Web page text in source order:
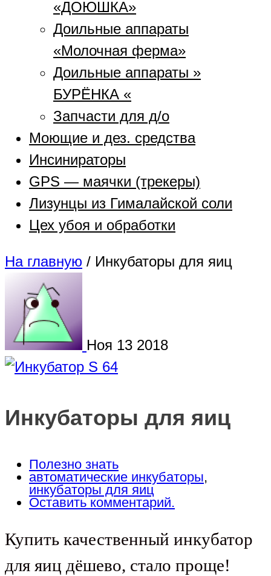
«ДОЮШКА»
Доильные аппараты
«Молочная ферма»
Доильные аппараты »
БУРЁНКА «
Запчасти для д/о
Моющие и дез. средства
Инсинираторы
GPS — маячки (трекеры)
Лизунцы из Гималайской соли
Цех убоя и обработки
На главную / Инкубаторы для яиц
Ноя 13 2018
Инкубаторы для яиц
Полезно знать
автоматические инкубаторы,
инкубаторы для яиц
Оставить комментарий.
Купить качественный инкубатор
для яиц дёшево, стало проще!